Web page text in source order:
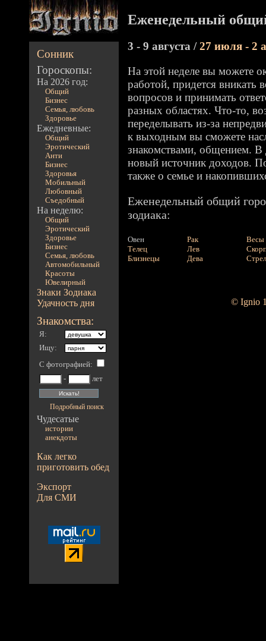
Сонник
Гороскопы:
На 2026 год:
Общий
Бизнес
Семья, любовь
Здоровье
Ежедневные:
Общий
Эротический
Анти
Бизнес
Здоровья
Мобильный
Любовный
Съедобный
На неделю:
Общий
Эротический
Здоровье
Бизнес
Семья, любовь
Автомобильный
Красоты
Ювелирный
Знаки Зодиака
Удачность дня
Знакомства:
Я:
Ищу:
С фотографией:
-
лет
Подробный поиск
Чудесатые
истории
анекдоты
Как легко
приготовить обед
Экспорт
Для СМИ
Еженедельный
3 - 9 августа /27 июля - 2
На этой неделе вы можете
работой, придется вникать
вопросов и принимать
разных областях. Что-то,
переделывать из-за
к выходным вы сможете
знакомствами, общением.
новый источник доходов.
также о семье и
Еженедельный общий
зодиака:
Овен
Телец
Близнецы
Рак
Лев
Дева
Весы
© Ignio